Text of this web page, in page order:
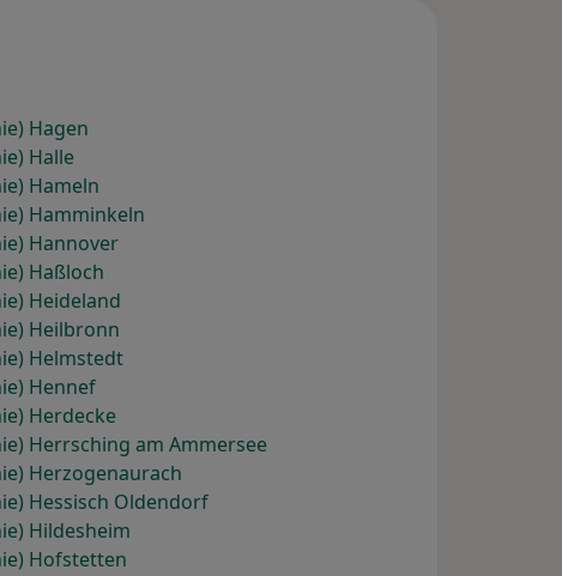
Hagen
Halle
Hameln
Hamminkeln
Hannover
Haßloch
Heideland
Heilbronn
Helmstedt
Hennef
Herdecke
Herrsching am Ammersee
Herzogenaurach
Hessisch Oldendorf
Hildesheim
Hofstetten